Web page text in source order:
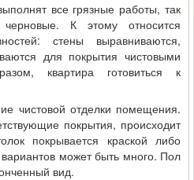
все грязные работы, так
черновые. К этому относится
стены выравниваются,
для покрытия чистовыми
квартира готовиться к
чистовой отделки помещения.
покрытия, происходит
покрывается краской либо
может быть много. Пол
вид.